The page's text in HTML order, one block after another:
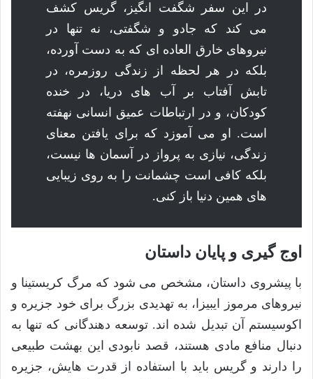
در این سفر شگفت انگیز، گریس کشف
می کند که جادو و شگفتی، نه تنها در
نیروهای خارق العاده ای که به دست آورده،
بلکه در هر لحظه از زندگی روزمره، در
تابش آفتاب بر آب های دریا، در خنده
کودکان، و در ارتباطات عمیق انسانی نهفته
است. او می آموزد که برای یافتن معنای
زندگی، نیازی به پرواز در آسمان ها نیست،
بلکه کافی است چشمانت را به روی زیبایی
های همین دنیا باز کنی.
اوج گیری و پایان داستان
با پیشروی داستان، مشخص می شود که مرگ کریستینا و
نیروهای مرموز ایبیزا، به تهدیدی بزرگ برای خود جزیره و
اکوسیستم آن تبدیل شده اند. توسعه دهندگانی که تنها به
دنبال منافع مادی هستند، قصد نابودی این بهشت طبیعی
را دارند و گریس باید با استفاده از قدرت هایش، جزیره